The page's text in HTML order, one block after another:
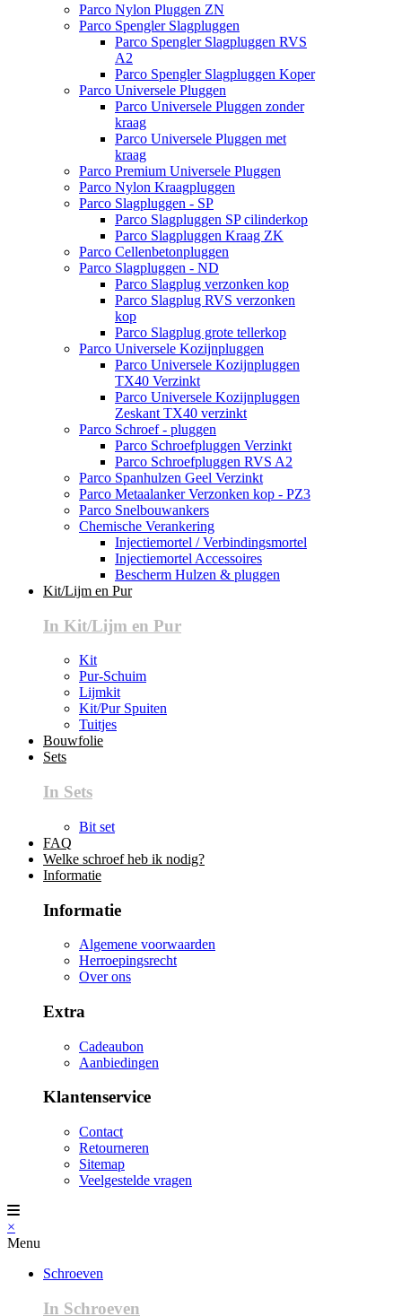
Parco Nylon Pluggen ZN
Parco Spengler Slagpluggen
Parco Spengler Slagpluggen RVS
A2
Parco Spengler Slagpluggen Koper
Parco Universele Pluggen
Parco Universele Pluggen zonder
kraag
Parco Universele Pluggen met
kraag
Parco Premium Universele Pluggen
Parco Nylon Kraagpluggen
Parco Slagpluggen - SP
Parco Slagpluggen SP cilinderkop
Parco Slagpluggen Kraag ZK
Parco Cellenbetonpluggen
Parco Slagpluggen - ND
Parco Slagplug verzonken kop
Parco Slagplug RVS verzonken
kop
Parco Slagplug grote tellerkop
Parco Universele Kozijnpluggen
Parco Universele Kozijnpluggen
TX40 Verzinkt
Parco Universele Kozijnpluggen
Zeskant TX40 verzinkt
Parco Schroef - pluggen
Parco Schroefpluggen Verzinkt
Parco Schroefpluggen RVS A2
Parco Spanhulzen Geel Verzinkt
Parco Metaalanker Verzonken kop - PZ3
Parco Snelbouwankers
Chemische Verankering
Injectiemortel / Verbindingsmortel
Injectiemortel Accessoires
Bescherm Hulzen & pluggen
Kit/Lijm en Pur
In Kit/Lijm en Pur
Kit
Pur-Schuim
Lijmkit
Kit/Pur Spuiten
Tuitjes
Bouwfolie
Sets
In Sets
Bit set
FAQ
Welke schroef heb ik nodig?
Informatie
Informatie
Algemene voorwaarden
Herroepingsrecht
Over ons
Extra
Cadeaubon
Aanbiedingen
Klantenservice
Contact
Retourneren
Sitemap
Veelgestelde vragen
×
Menu
Schroeven
In Schroeven